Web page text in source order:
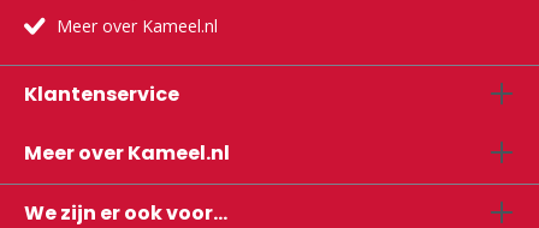
Meer over Kameel.nl
Klantenservice
Meer over Kameel.nl
We zijn er ook voor...